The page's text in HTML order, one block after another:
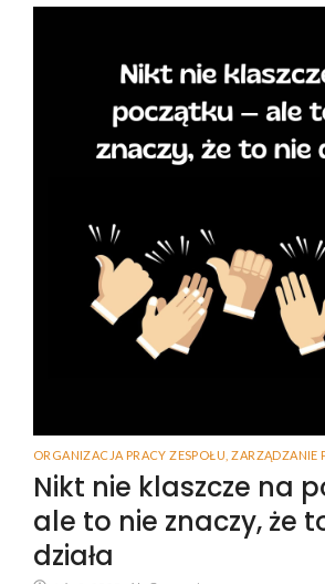
ORGANIZACJA PRACY ZESPOŁU ZARZĄDZANIE
Nikt nie klaszcze na
ale to nie znaczy, że
działa